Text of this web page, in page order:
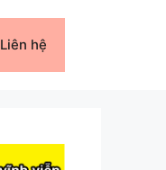
Liên hệ